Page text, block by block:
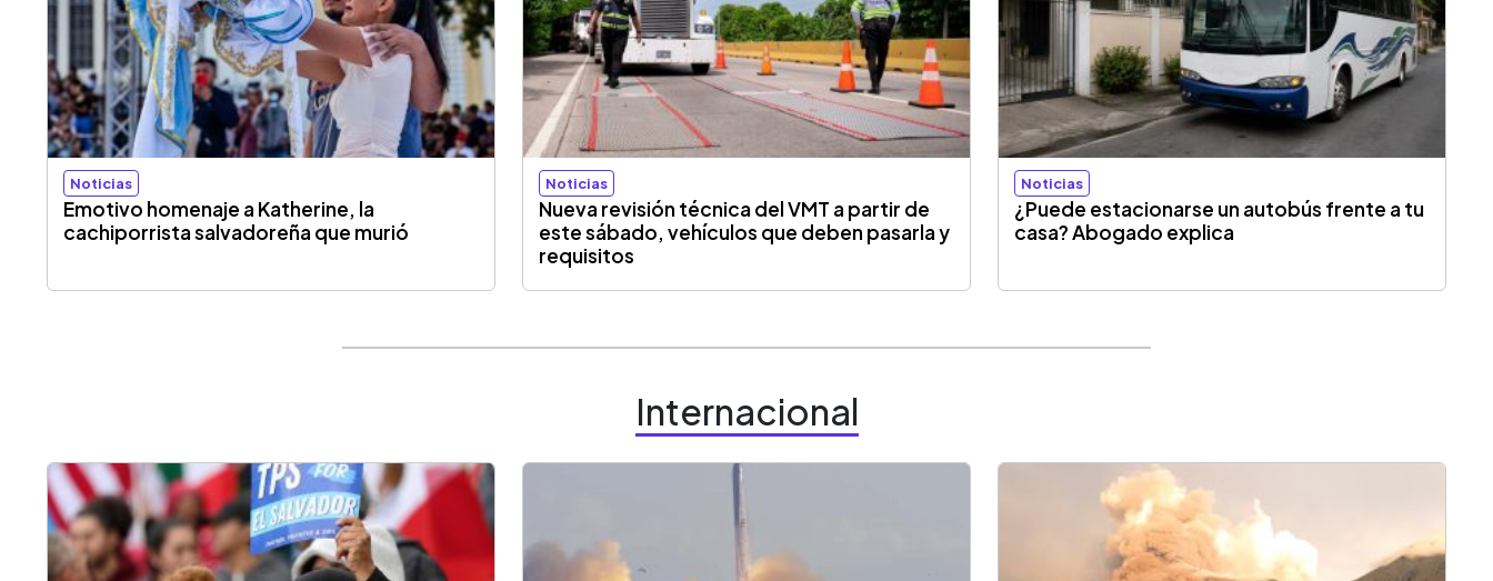
Noticias
Emotivo homenaje a Katherine, la
cachiporrista salvadoreña que murió
Noticias
Nueva revisión técnica del VMT a partir de
este sábado, vehículos que deben pasarla y
requisitos
Noticias
¿Puede estacionarse un autobús frente a tu
casa? Abogado explica
Internacional